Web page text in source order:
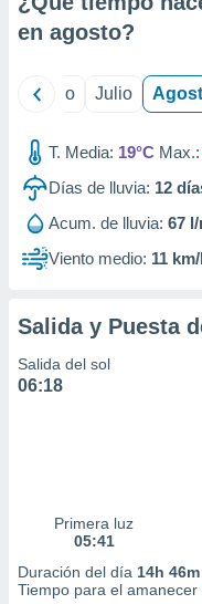
en agosto?
Junio Julio
T. Media: 19°C Max.:
Días de lluvia: 12
Acum. de lluvia: 67 l/
Viento medio: 11
Salida y Puesta
Salida del sol
06:18
Primera luz
05:41
Duración del día 14h 46m
Tiempo para el amanecer